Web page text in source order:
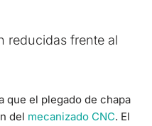
reducidas frente al
que el plegado de chapa
del mecanizado CNC. El